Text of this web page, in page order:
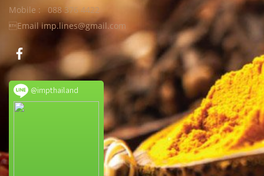
Mobile : 088 376 4422
Email imp.lines@gmail.com
@impthailand